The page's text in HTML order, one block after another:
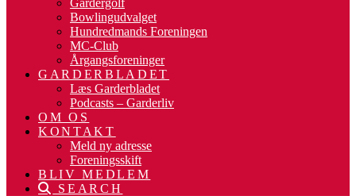
Gardergolf
Bowlingudvalget
Hundredmands Foreningen
MC-Club
Årgangsforeninger
GARDERBLADET
Læs Garderbladet
Podcasts – Garderliv
OM OS
KONTAKT
Meld ny adresse
Foreningsskift
BLIV MEDLEM
SEARCH